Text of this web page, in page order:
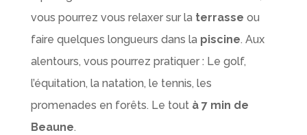
vous pourrez vous relaxer sur la terrasse ou
faire quelques longueurs dans la piscine. Aux
alentours, vous pourrez pratiquer : Le golf,
l’équitation, la natation, le tennis, les
promenades en forêts. Le tout à 7 min de
Beaune.